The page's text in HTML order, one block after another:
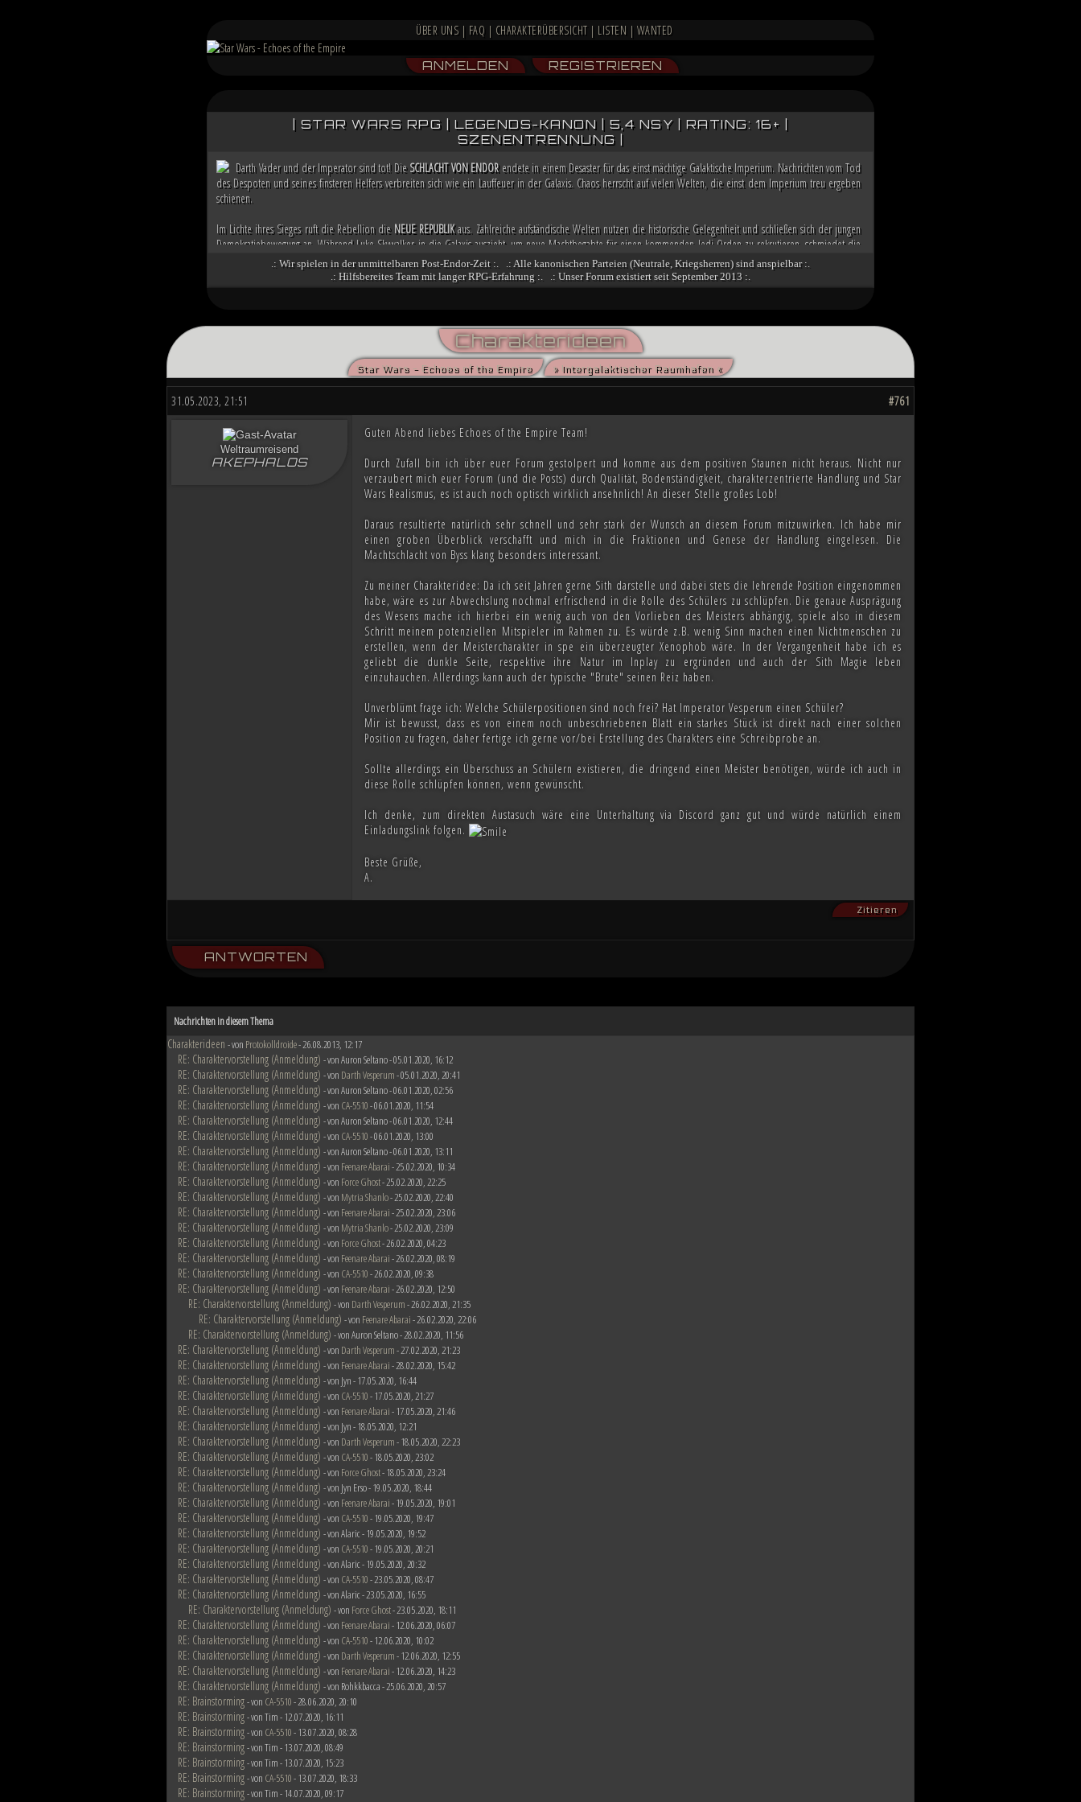
ÜBER UNS | FAQ | CHARAKTERÜBERSICHT | LISTEN | WANTED
ANMELDEN REGISTRIEREN
| STAR WARS RPG | LEGENDS-KANON | 5,4 NSY | RATING: 16+ |
SZENENTRENNUNG |
Darth Vader und der Imperator sind tot! DieSCHLACHT VON ENDORendete in einem Desaster für das einst mächtige Galaktische Imperium. Nachrichten vom Tod
des Despoten und seines finsteren Helfers verbreiten sich wie ein Lauffeuer in der Galaxis. Chaos herrscht auf vielen Welten, die einst dem Imperium treu ergeben
schienen.
Im Lichte ihres Sieges ruft die Rebellion die NEUE REPUBLIKaus. Zahlreiche aufständische Welten nutzen die historische Gelegenheit und schließen sich der jungen
Demokratiebewegung an. Während Luke Skywalker in die Galaxis auszieht, um neue Machtbegabte für einen kommenden Jedi-Orden zu rekrutieren, schmiedet die
republikanische Anführerin Mon Mothma bereits weitere Allianzen, damit sie in der Lage ist, möglicherweise bald die Regierung in der Galaxis übernehmen zu können.
Doch das bröckelnde Imperium ist noch nicht besiegt. Nachdem sich zahlreiche Truppenverbände vom Imperium abspalteten und die imperialen Würdenträger auf
dem Eindruck einer erneuten Einigungsbewegung und mithilfe kluger politischer Schachzüge sichert sich Vesperum die Loyalität des verbliebenen Imperiums und
beschwört die Vernichtung aller Dissidenten und Abspalter.
Düstere Zeiten ziehen auf. Während die kriegsmüden Bürger der Galaxis nach der Schlacht von Endor noch den Frieden herbeisehnten, scheint das Ende des Kampfes
nun in weiter Ferne. Der Entscheid um die Vorherrschaft in der Galaxis wird erst noch fallen und niemand vermag auch nur zu erahnen, wie die Zukunft von Millionen
von Planeten aussehen wird....
.: Wir spielen in der unmittelbaren Post-Endor-Zeit :. .: Alle kanonischen Parteien (Neutrale, Kriegsherren) sind anspielbar :.
.: Hilfsbereites Team mit langer RPG-Erfahrung :. .: Unser Forum existiert seit September 2013 :.
Charakterideen
Star Wars - Echoes of the Empire » Intergalaktischer Raumhafen «
#761
31.05.2023, 21:51
Weltraumreisend
AKEPHALOS
Guten Abend liebes Echoes of the Empire Team!
Durch Zufall bin ich über euer Forum gestolpert und komme aus dem positiven Staunen nicht heraus. Nicht nur
verzaubert mich euer Forum (und die Posts) durch Qualität, Bodenständigkeit, charakterzentrierte Handlung und Star
Wars Realismus, es ist auch noch optisch wirklich ansehnlich! An dieser Stelle großes Lob!
Daraus resultierte natürlich sehr schnell und sehr stark der Wunsch an diesem Forum mitzuwirken. Ich habe mir
einen groben Überblick verschafft und mich in die Fraktionen und Genese der Handlung eingelesen. Die
Machtschlacht von Byss klang besonders interessant.
Zu meiner Charakteridee: Da ich seit Jahren gerne Sith darstelle und dabei stets die lehrende Position eingenommen
habe, wäre es zur Abwechslung nochmal erfrischend in die Rolle des Schülers zu schlüpfen. Die genaue Ausprägung
des Wesens mache ich hierbei ein wenig auch von den Vorlieben des Meisters abhängig, spiele also in diesem
Schritt meinem potenziellen Mitspieler im Rahmen zu. Es würde z.B. wenig Sinn machen einen Nichtmenschen zu
erstellen, wenn der Meistercharakter in spe ein überzeugter Xenophob wäre. In der Vergangenheit habe ich es
geliebt die dunkle Seite, respektive ihre Natur im Inplay zu ergründen und auch der Sith Magie leben
einzuhauchen. Allerdings kann auch der typische "Brute" seinen Reiz haben.
Unverblümt frage ich: Welche Schülerpositionen sind noch frei? Hat Imperator Vesperum einen Schüler?
Mir ist bewusst, dass es von einem noch unbeschriebenen Blatt ein starkes Stück ist direkt nach einer solchen
Position zu fragen, daher fertige ich gerne vor/bei Erstellung des Charakters eine Schreibprobe an.
Sollte allerdings ein Überschuss an Schülern existieren, die dringend einen Meister benötigen, würde ich auch in
diese Rolle schlüpfen können, wenn gewünscht.
Ich denke, zum direkten Austasuch wäre eine Unterhaltung via Discord ganz gut und würde natürlich einem
Einladungslink folgen.
Beste Grüße,
A.
Zitieren
ANTWORTEN
Nachrichten in diesem Thema
Charakterideen - von Protokolldroide- 26.08.2013, 12:17
RE: Charaktervorstellung (Anmeldung) - von Auron Seltano - 05.01.2020, 16:12
RE: Charaktervorstellung (Anmeldung) - von Darth Vesperum- 05.01.2020, 20:41
RE: Charaktervorstellung (Anmeldung) - von Auron Seltano - 06.01.2020, 02:56
RE: Charaktervorstellung (Anmeldung) - von CA-5510- 06.01.2020, 11:54
RE: Charaktervorstellung (Anmeldung) - von Auron Seltano - 06.01.2020, 12:44
RE: Charaktervorstellung (Anmeldung) - von CA-5510- 06.01.2020, 13:00
RE: Charaktervorstellung (Anmeldung) - von Auron Seltano - 06.01.2020, 13:11
RE: Charaktervorstellung (Anmeldung) - von Feenare Abarai- 25.02.2020, 10:34
RE: Charaktervorstellung (Anmeldung) - von Force Ghost- 25.02.2020, 22:25
RE: Charaktervorstellung (Anmeldung) - von Mytria Shanlo- 25.02.2020, 22:40
RE: Charaktervorstellung (Anmeldung) - von Feenare Abarai- 25.02.2020, 23:06
RE: Charaktervorstellung (Anmeldung) - von Mytria Shanlo- 25.02.2020, 23:09
RE: Charaktervorstellung (Anmeldung) - von Force Ghost- 26.02.2020, 04:23
RE: Charaktervorstellung (Anmeldung) - von Feenare Abarai- 26.02.2020, 08:19
RE: Charaktervorstellung (Anmeldung) - von CA-5510- 26.02.2020, 09:38
RE: Charaktervorstellung (Anmeldung) - von Feenare Abarai- 26.02.2020, 12:50
RE: Charaktervorstellung (Anmeldung) - von Darth Vesperum- 26.02.2020, 21:35
RE: Charaktervorstellung (Anmeldung) - von Feenare Abarai- 26.02.2020, 22:06
RE: Charaktervorstellung (Anmeldung) - von Auron Seltano - 28.02.2020, 11:56
RE: Charaktervorstellung (Anmeldung) - von Darth Vesperum- 27.02.2020, 21:23
RE: Charaktervorstellung (Anmeldung) - von Feenare Abarai- 28.02.2020, 15:42
RE: Charaktervorstellung (Anmeldung) - von Jyn - 17.05.2020, 16:44
RE: Charaktervorstellung (Anmeldung) - von CA-5510- 17.05.2020, 21:27
RE: Charaktervorstellung (Anmeldung) - von Feenare Abarai- 17.05.2020, 21:46
RE: Charaktervorstellung (Anmeldung) - von Jyn - 18.05.2020, 12:21
RE: Charaktervorstellung (Anmeldung) - von Darth Vesperum- 18.05.2020, 22:23
RE: Charaktervorstellung (Anmeldung) - von CA-5510- 18.05.2020, 23:02
RE: Charaktervorstellung (Anmeldung) - von Force Ghost- 18.05.2020, 23:24
RE: Charaktervorstellung (Anmeldung) - von Jyn Erso - 19.05.2020, 18:44
RE: Charaktervorstellung (Anmeldung) - von Feenare Abarai- 19.05.2020, 19:01
RE: Charaktervorstellung (Anmeldung) - von CA-5510- 19.05.2020, 19:47
RE: Charaktervorstellung (Anmeldung) - von Alaric - 19.05.2020, 19:52
RE: Charaktervorstellung (Anmeldung) - von CA-5510- 19.05.2020, 20:21
RE: Charaktervorstellung (Anmeldung) - von Alaric - 19.05.2020, 20:32
RE: Charaktervorstellung (Anmeldung) - von CA-5510- 23.05.2020, 08:47
RE: Charaktervorstellung (Anmeldung) - von Alaric - 23.05.2020, 16:55
RE: Charaktervorstellung (Anmeldung) - von Force Ghost- 23.05.2020, 18:11
RE: Charaktervorstellung (Anmeldung) - von Feenare Abarai- 12.06.2020, 06:07
RE: Charaktervorstellung (Anmeldung) - von CA-5510- 12.06.2020, 10:02
RE: Charaktervorstellung (Anmeldung) - von Darth Vesperum- 12.06.2020, 12:55
RE: Charaktervorstellung (Anmeldung) - von Feenare Abarai- 12.06.2020, 14:23
RE: Charaktervorstellung (Anmeldung) - von Rohkkbacca - 25.06.2020, 20:57
RE: Brainstorming- von CA-5510- 28.06.2020, 20:10
RE: Brainstorming- von Tim - 12.07.2020, 16:11
RE: Brainstorming- von CA-5510- 13.07.2020, 08:28
RE: Brainstorming- von Tim - 13.07.2020, 08:49
RE: Brainstorming- von Tim - 13.07.2020, 15:23
RE: Brainstorming- von CA-5510- 13.07.2020, 18:33
RE: Brainstorming- von Tim - 14.07.2020, 09:17